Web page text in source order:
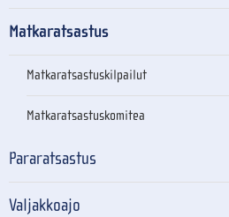
Matkaratsastus
Matkaratsastuskilpailut
Matkaratsastuskomitea
Pararatsastus
Valjakkoajo